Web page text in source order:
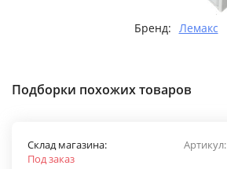
Бренд: Лемакс
Подборки похожих товаров
Артикул:
Склад магазина:
Под заказ